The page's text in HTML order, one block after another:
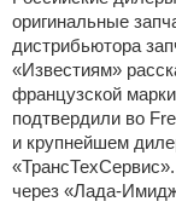
оригинальные
дистрибьютора
«Известиям»
французской
подтвердили во
и крупнейшем
через «Лада-